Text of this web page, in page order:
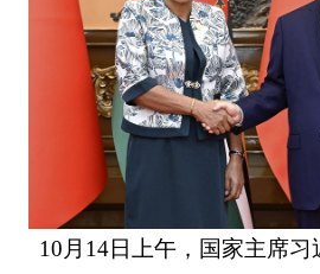
10月14日上午，国家主席